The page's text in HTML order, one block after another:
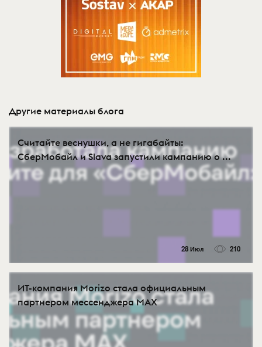
Другие материалы блога
Считайте веснушки, а не гигабайты:
СберМобайл и Slava запустили кампанию о ...
28 Июл 210
ИТ-компания Morizo стала официальным
партнером мессенджера MAX